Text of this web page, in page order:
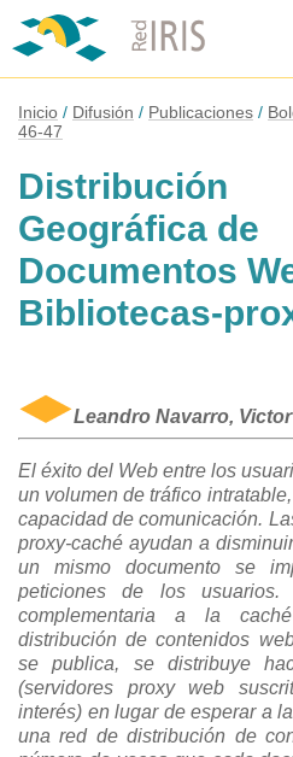
Inicio Difusión Publicaciones
46-47
Distribución
Geográfica de
Documentos
Bibliotecas-
Leandro Navarro,
El éxito del Web entre los
un volumen de tráfico
capacidad de comunicación.
proxy-caché ayudan a
un mismo documento se
peticiones de los usuarios.
complementaria a la
distribución de contenidos
se publica, se distribuye
(servidores proxy web
interés) en lugar de esperar a
una red de distribución de